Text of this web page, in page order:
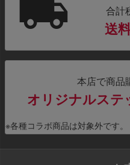
合計
送
本店で商品
オリジナルステ
※各種コラボ商品は対象外です。